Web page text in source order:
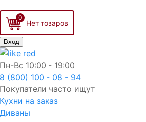
0
Вход
Пн-Вс 10:00 - 19:00
8 (800) 100 - 08 - 94
Покупатели часто ищут
Кухни на заказ
Диваны